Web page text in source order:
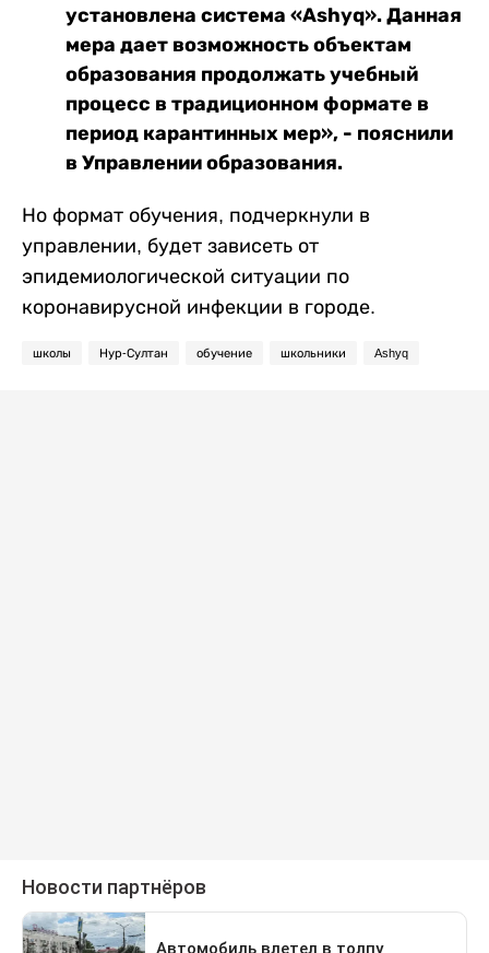
установлена система «Ashyq». Данная
мера дает возможность объектам
образования продолжать учебный
процесс в традиционном формате в
период карантинных мер», - пояснили
в Управлении образования.
Но формат обучения, подчеркнули в
управлении, будет зависеть от
эпидемиологической ситуации по
коронавирусной инфекции в городе.
школы Нур-Султан обучение школьники Ashyq